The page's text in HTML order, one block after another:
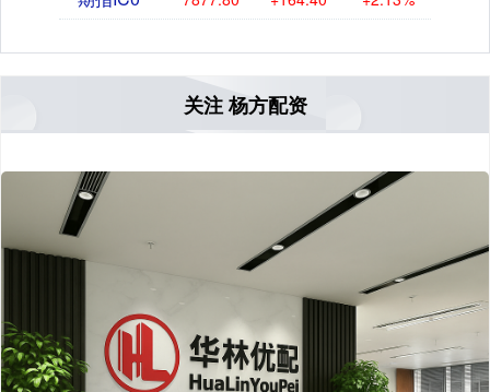
关注 杨方配资